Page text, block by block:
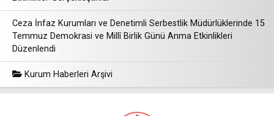
Ceza İnfaz Kurumları ve Denetimli Serbestlik Müdürlüklerinde 15
Temmuz Demokrasi ve Millî Birlik Günü Anma Etkinlikleri
Düzenlendi
Kurum Haberleri Arşivi